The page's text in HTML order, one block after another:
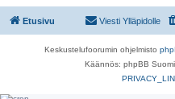
Etusivu Viesti Ylläpidolle
Keskustelufoorumin ohjelmisto
Käännös: phpBB